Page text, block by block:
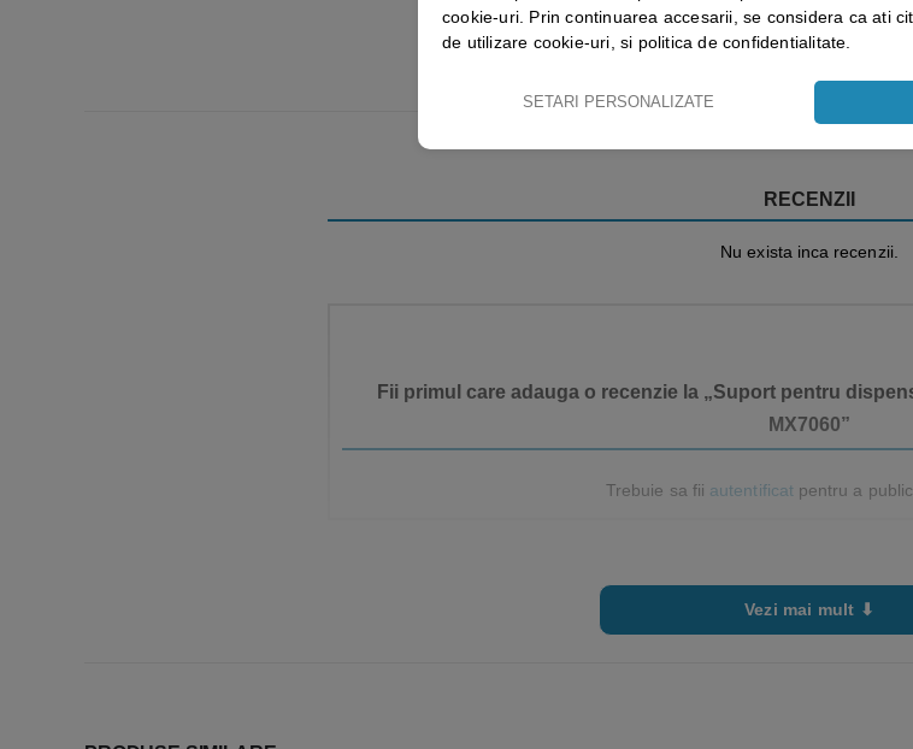
RECENZII
Nu exista inca recenzii.
Fii primul care adauga o recenzie la „Suport pentru
MX7060”
Trebuie sa fii autentificat pentru a
Vezi mai mult ⬇
cookie-uri. Prin continuarea accesarii, se considera ca ati
de utilizare cookie-uri, si politica de confidentialitate.
SETARI PERSONALIZATE